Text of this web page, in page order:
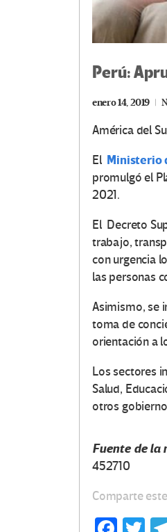
Perú:
enero 14, 2019
América del
El Ministerio
promulgó el
2021.
El Decreto
trabajo,
con urgencia
las personas
Asimismo, se
toma de
orientación a
Los sectores
Salud,
otros
Fuente de la
452710
Comparte